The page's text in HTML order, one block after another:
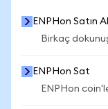
ENPHon Satın Al
Birkaç
ENPHon Sat
ENPHon